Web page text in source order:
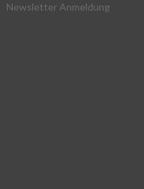
Newsletter Anmeldung